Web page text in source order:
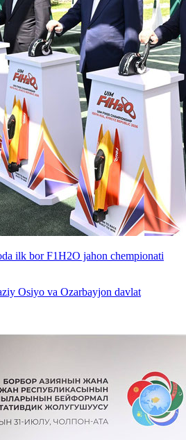
ilk bor F1H2O jahon chempionati
Osiyo va Ozarbayjon davlat